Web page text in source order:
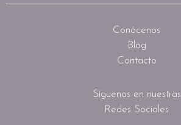
Conócenos
Blog
Contacto
Síguenos en nuestras
Redes Sociales